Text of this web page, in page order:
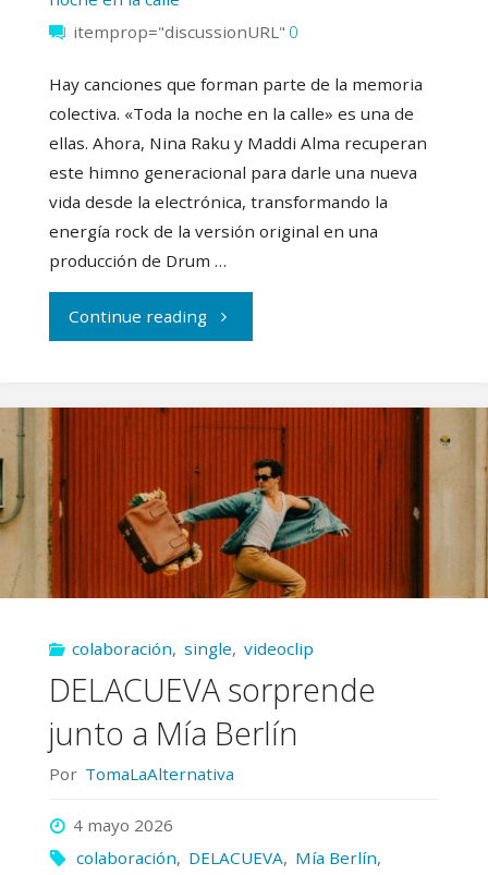
itemprop="discussionURL" 0
Hay canciones que forman parte de la memoria
colectiva. «Toda la noche en la calle» es una de
ellas. Ahora, Nina Raku y Maddi Alma recuperan
este himno generacional para darle una nueva
vida desde la electrónica, transformando la
energía rock de la versión original en una
producción de Drum …
Continue reading"Pasamos
la
noche
en
la
con
Nina
Maddi
colaboración, single, videoclip
DELACUEVA sorprende
junto a Mía Berlín
Por TomaLaAlternativa
4 mayo 2026
colaboración, DELACUEVA, Mía Berlín,